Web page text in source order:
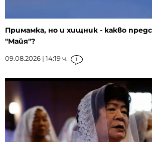
Примамка, но и хищник - какво
"Майя"?
09.08.2026 | 14:19 ч. 1